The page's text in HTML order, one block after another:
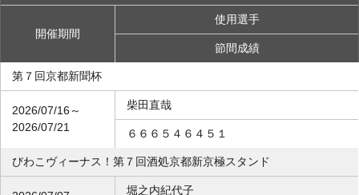
開催期間
使用選手
節間成績
第７回京都新聞杯
2026/07/16～
2026/07/21
柴田直哉
６６６５４６４５１
びわこヴィーナス！第７回酒処京都新京極スタンド
堀之内紀代子